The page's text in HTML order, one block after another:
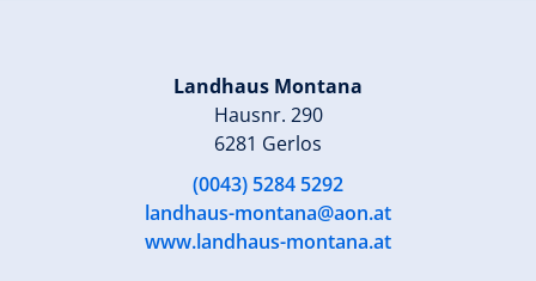
Landhaus Montana
Hausnr. 290
6281 Gerlos
(0043) 5284 5292
landhaus-montana@aon.at
www.landhaus-montana.at